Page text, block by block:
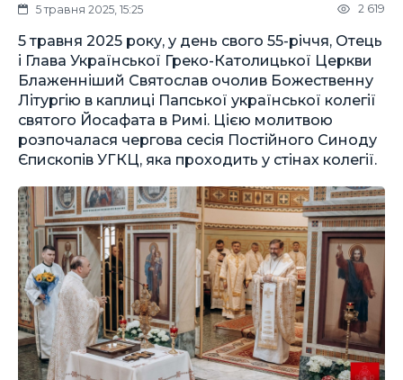
5 травня 2025, 15:25 2 619
5 травня 2025 року, у день свого 55-річчя, Отець
і Глава Української Греко-Католицької Церкви
Блаженніший Святослав очолив Божественну
Літургію в каплиці Папської української колегії
святого Йосафата в Римі. Цією молитвою
розпочалася чергова сесія Постійного Синоду
Єпископів УГКЦ, яка проходить у стінах колегії.